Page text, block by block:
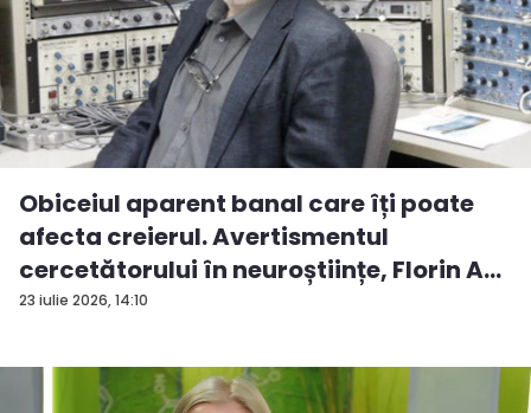
23 iulie 2026, 14:10
Obiceiul aparent banal care îți poate
afecta creierul. Avertismentul
cercetătorului în neuroștiințe, Florin A...